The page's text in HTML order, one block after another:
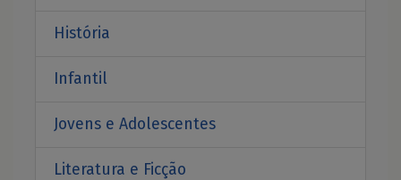
História
Infantil
Jovens e Adolescentes
Literatura e Ficção